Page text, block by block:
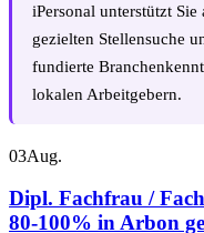
iPersonal unterstützt
gezielten Stellensuche
fundierte
lokalen Arbeitgebern.
03Aug.
Dipl. Fachfrau /
80-100% in Arbon